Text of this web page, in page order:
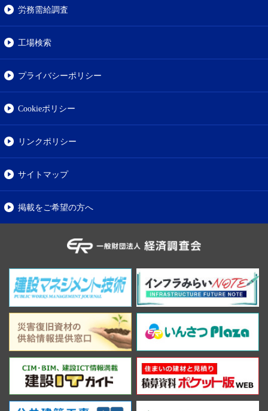
労務需給調査
工場検索
プライバシーポリシー
Cookieポリシー
リンクポリシー
サイトマップ
掲載をご希望の方へ